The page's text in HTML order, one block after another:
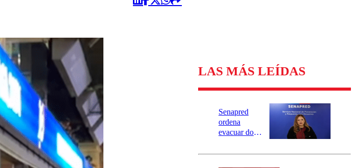
LAS MÁS LEÍDAS
Senapred
ordena
evacuar dos
Carahue por